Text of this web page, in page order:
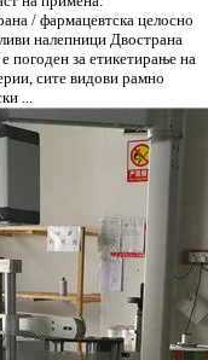
/ фармацевтска целосно
налепници Двострана
погоден за етикетирање на
сите видови рамно
...